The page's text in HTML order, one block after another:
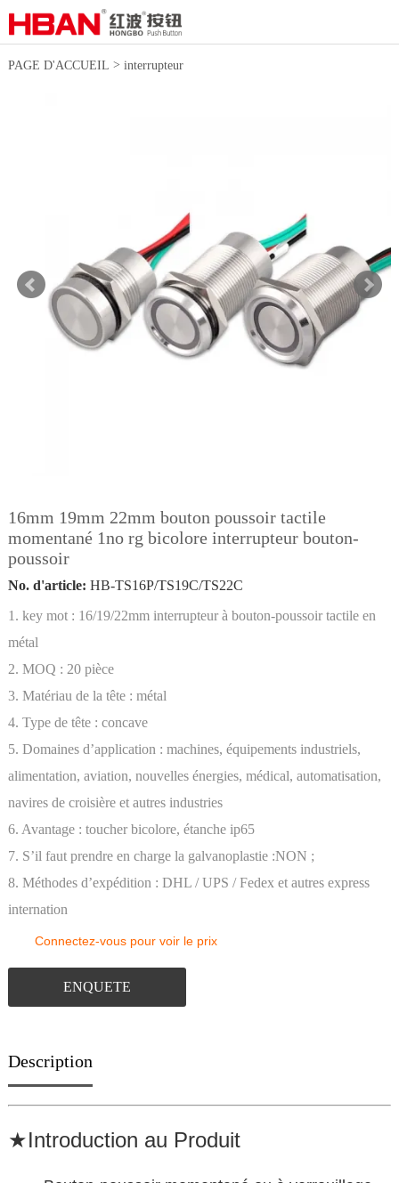
PAGE D'ACCUEIL > interrupteur
16mm 19mm 22mm bouton poussoir tactile
momentané 1no rg bicolore interrupteur bouton-
poussoir
No. d'article: HB-TS16P/TS19C/TS22C
1. key mot : 16/19/22mm interrupteur à bouton-poussoir tactile en
métal
2. MOQ : 20 pièce
3. Matériau de la tête : métal
4. Type de tête : concave
5. Domaines d’application : machines, équipements industriels,
alimentation, aviation, nouvelles énergies, médical, automatisation,
navires de croisière et autres industries
6. Avantage : toucher bicolore, étanche ip65
7. S’il faut prendre en charge la galvanoplastie :NON ;
8. Méthodes d’expédition : DHL / UPS / Fedex et autres express
internation
Connectez-vous pour voir le prix
ENQUETE
Description
★Introduction au Produit